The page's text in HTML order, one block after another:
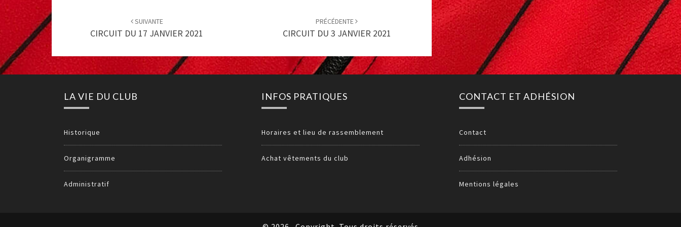
Post
navigation
SUIVANTE
CIRCUIT DU 17 JANVIER 2021
PRÉCÉDENTE
CIRCUIT DU 3 JANVIER 2021
LA VIE DU CLUB
Historique
Organigramme
Administratif
INFOS PRATIQUES
Horaires et lieu de rassemblement
Achat vêtements du club
CONTACT ET ADHÉSION
Contact
Adhésion
Mentions légales